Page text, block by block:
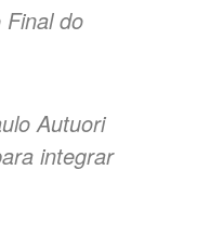
do
Autuori
integrar